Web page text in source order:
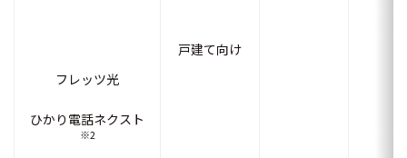
フレッツ光
ひかり電話ネクスト
※2
戸建て向け